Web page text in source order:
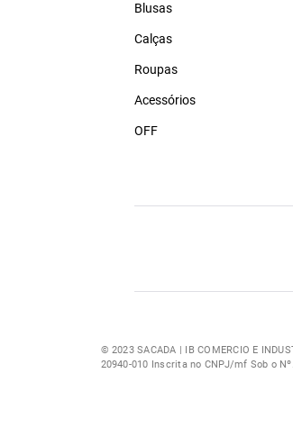
Blusas
Calças
Roupas
Acessórios
OFF
© 2023 SACADA | IB COMERCIO E
20940-010 Inscrita no CNPJ/mf Sob o